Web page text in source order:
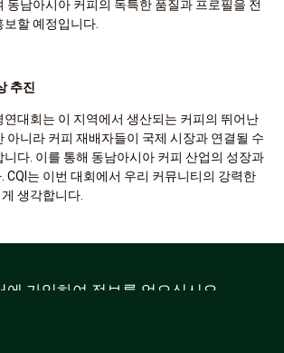
동남아시아 커피의 독특한 품질과 프로필을 전
할 예정입니다.
추진
연대회는 이 지역에서 생산되는 커피의 뛰어난
아니라 커피 재배자들이 국제 시장과 연결될 수
니다. 이를 통해 동남아시아 커피 산업의 성장과
CQI는 이번 대회에서 우리 커뮤니티의 강력한
생각합니다.
에 가입하여 정보를 얻으십시오.